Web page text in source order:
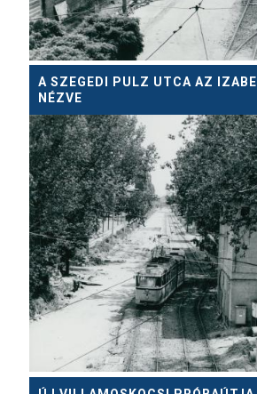
A SZEGEDI PULZ UTCA AZ
NÉZVE